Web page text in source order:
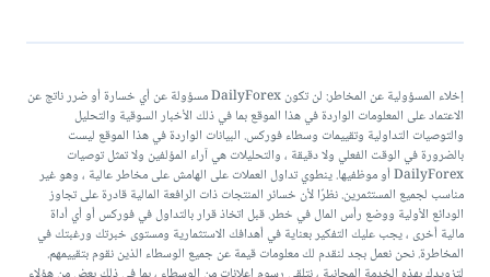
إخلاء المسؤولية عن المخاطر: لن تكون DailyForex مسؤولة عن أي خسارة أو ضرر ناتج عن
الاعتماد على المعلومات الواردة في هذا الموقع بما في ذلك الأخبار السوقية والتحليل
والتوصيات التداولية وتقييمات وسطاء فوركس. البيانات الواردة في هذا الموقع ليست
بالضرورة في الوقت الفعلي ولا دقيقة ، والتحليلات هي آراء المؤلفين ولا تمثل توصيات
DailyForex أو موظفيها. ينطوي تداول العملات على الهامش على مخاطر عالية ، وهو غير
مناسب لجميع المستثمرين. نظرًا لأن خسائر المنتجات ذات الرافعة المالية قادرة على تجاوز
الودائع الأولية ووضع رأس المال في خطر. قبل اتخاذ قرار بالتداول في فوركس أو أي أداة
مالية أخرى ، يجب عليك التفكير بعناية في أهدافك الاستثمارية ومستوى خبرتك ورغبتك في
المخاطرة. نحن نعمل بجد لنقدم لك معلومات قيمة عن جميع الوسطاء الذين نقوم بتقييمهم.